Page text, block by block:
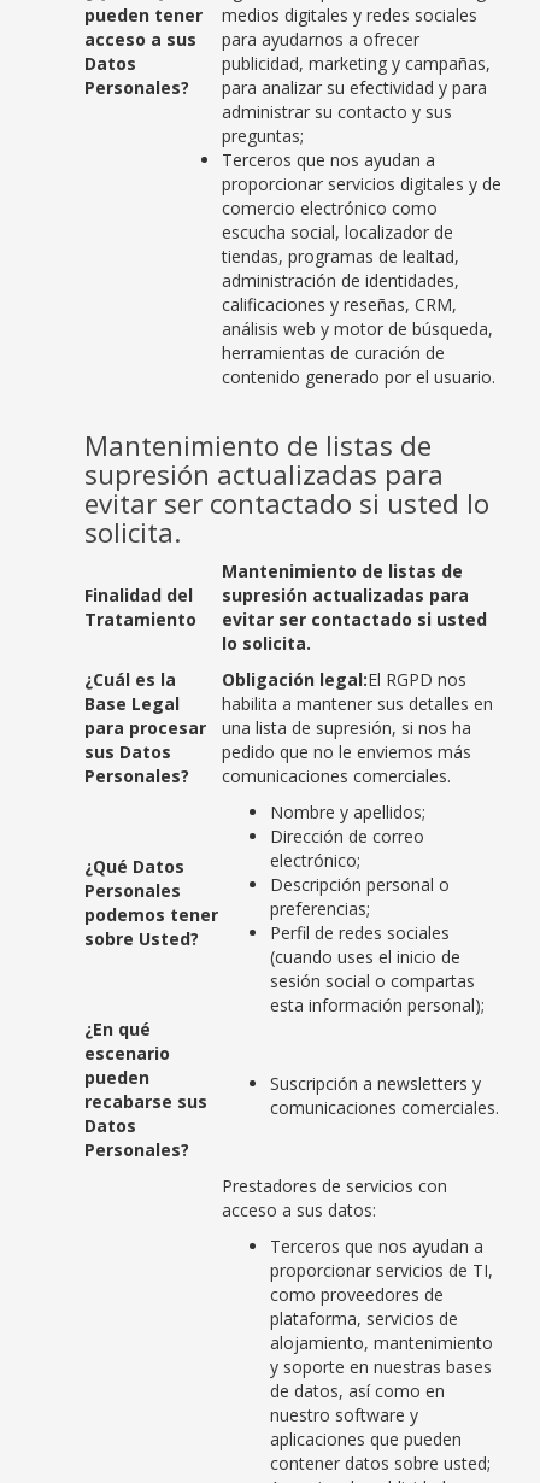
pueden tener
acceso a sus
Datos
Personales?
medios digitales y redes sociales
para ayudarnos a ofrecer
publicidad, marketing y campañas,
para analizar su efectividad y para
administrar su contacto y sus
preguntas;
Terceros que nos ayudan a
proporcionar servicios digitales y de
comercio electrónico como
escucha social, localizador de
tiendas, programas de lealtad,
administración de identidades,
calificaciones y reseñas, CRM,
análisis web y motor de búsqueda,
herramientas de curación de
contenido generado por el usuario.
Mantenimiento de listas de
supresión actualizadas para
evitar ser contactado si usted lo
solicita.
Finalidad del
Tratamiento
Mantenimiento de listas de
supresión actualizadas para
evitar ser contactado si usted
lo solicita.
¿Cuál es la
Base Legal
para procesar
sus Datos
Personales?
Obligación legal:El RGPD nos
habilita a mantener sus detalles en
una lista de supresión, si nos ha
pedido que no le enviemos más
comunicaciones comerciales.
¿Qué Datos
Personales
podemos tener
sobre Usted?
Nombre y apellidos;
Dirección de correo
electrónico;
Descripción personal o
preferencias;
Perfil de redes sociales
(cuando uses el inicio de
sesión social o compartas
esta información personal);
¿En qué
escenario
pueden
recabarse sus
Datos
Personales?
Suscripción a newsletters y
comunicaciones comerciales.
Prestadores de servicios con
acceso a sus datos:
Terceros que nos ayudan a
proporcionar servicios de TI,
como proveedores de
plataforma, servicios de
alojamiento, mantenimiento
y soporte en nuestras bases
de datos, así como en
nuestro software y
aplicaciones que pueden
contener datos sobre usted;